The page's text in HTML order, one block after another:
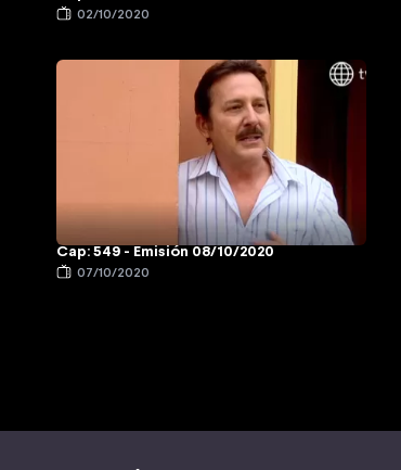
02/10/2020
Cap: 549 - Emisión 08/10/2020
07/10/2020